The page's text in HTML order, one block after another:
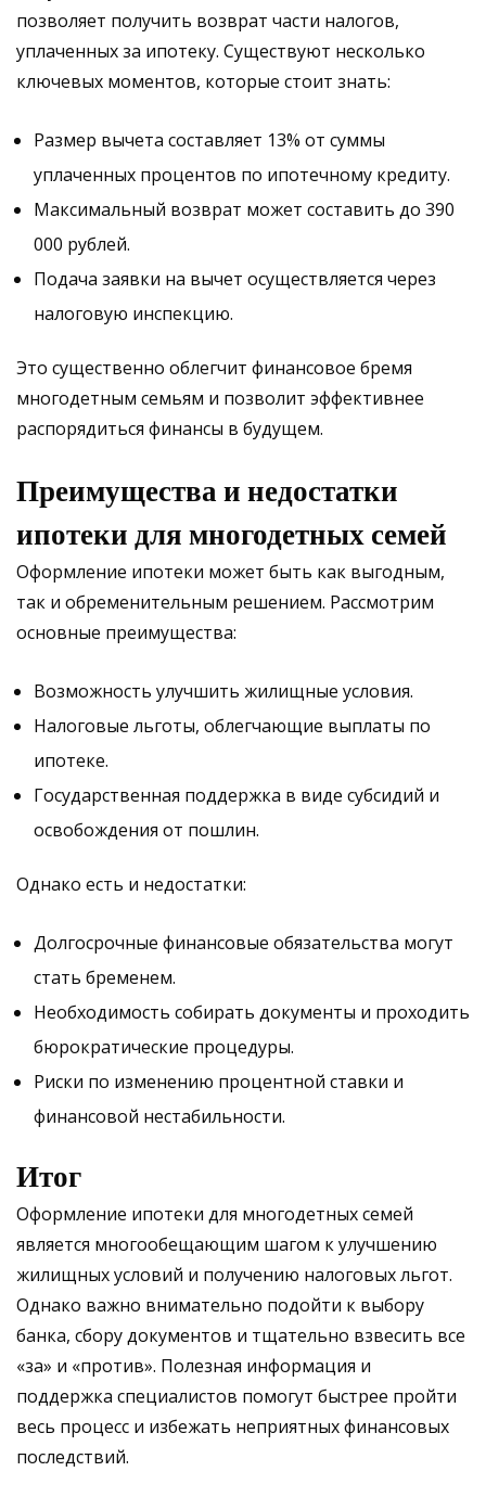
позволяет получить возврат части налогов,
уплаченных за ипотеку. Существуют несколько
ключевых моментов, которые стоит знать:
Размер вычета составляет 13% от суммы
уплаченных процентов по ипотечному кредиту.
Максимальный возврат может составить до 390
000 рублей.
Подача заявки на вычет осуществляется через
налоговую инспекцию.
Это существенно облегчит финансовое бремя
многодетным семьям и позволит эффективнее
распорядиться финансы в будущем.
Преимущества и недостатки
ипотеки для многодетных семей
Оформление ипотеки может быть как выгодным,
так и обременительным решением. Рассмотрим
основные преимущества:
Возможность улучшить жилищные условия.
Налоговые льготы, облегчающие выплаты по
ипотеке.
Государственная поддержка в виде субсидий и
освобождения от пошлин.
Однако есть и недостатки:
Долгосрочные финансовые обязательства могут
стать бременем.
Необходимость собирать документы и проходить
бюрократические процедуры.
Риски по изменению процентной ставки и
финансовой нестабильности.
Итог
Оформление ипотеки для многодетных семей
является многообещающим шагом к улучшению
жилищных условий и получению налоговых льгот.
Однако важно внимательно подойти к выбору
банка, сбору документов и тщательно взвесить все
«за» и «против». Полезная информация и
поддержка специалистов помогут быстрее пройти
весь процесс и избежать неприятных финансовых
последствий.